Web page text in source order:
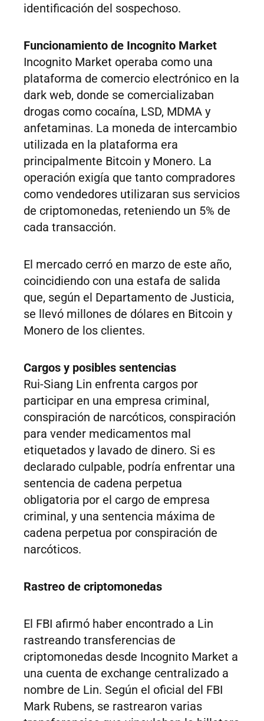
identificación del sospechoso.
Funcionamiento de Incognito Market
Incognito Market operaba como una
plataforma de comercio electrónico en la
dark web, donde se comercializaban
drogas como cocaína, LSD, MDMA y
anfetaminas. La moneda de intercambio
utilizada en la plataforma era
principalmente Bitcoin y Monero. La
operación exigía que tanto compradores
como vendedores utilizaran sus servicios
de criptomonedas, reteniendo un 5% de
cada transacción.
El mercado cerró en marzo de este año,
coincidiendo con una estafa de salida
que, según el Departamento de Justicia,
se llevó millones de dólares en Bitcoin y
Monero de los clientes.
Cargos y posibles sentencias
Rui-Siang Lin enfrenta cargos por
participar en una empresa criminal,
conspiración de narcóticos, conspiración
para vender medicamentos mal
etiquetados y lavado de dinero. Si es
declarado culpable, podría enfrentar una
sentencia de cadena perpetua
obligatoria por el cargo de empresa
criminal, y una sentencia máxima de
cadena perpetua por conspiración de
narcóticos.
Rastreo de criptomonedas
El FBI afirmó haber encontrado a Lin
rastreando transferencias de
criptomonedas desde Incognito Market a
una cuenta de exchange centralizado a
nombre de Lin. Según el oficial del FBI
Mark Rubens, se rastrearon varias